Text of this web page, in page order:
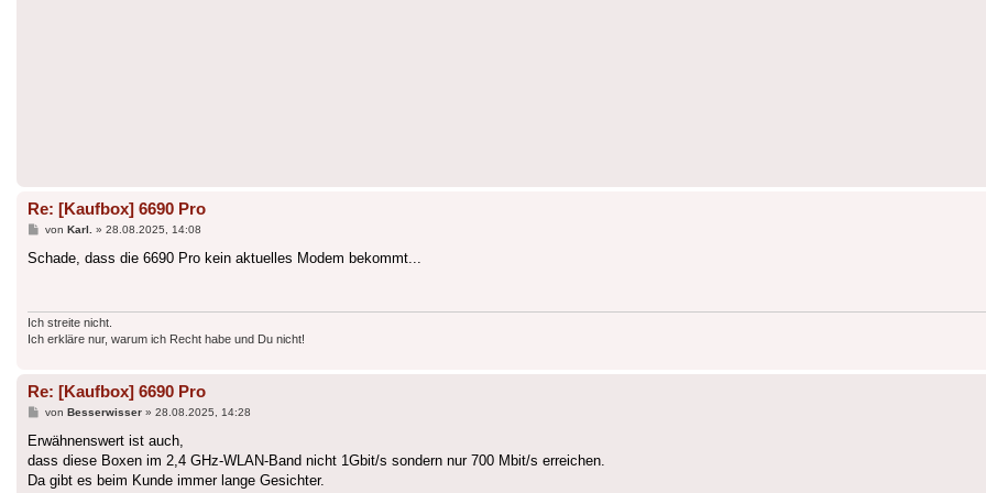
Re: [Kaufbox] 6690 Pro
Beitrag
von Karl. » 28.08.2025, 14:08
Schade, dass die 6690 Pro kein aktuelles Modem bekommt...
Ich streite nicht.
Ich erkläre nur, warum ich Recht habe und Du nicht!
Re: [Kaufbox] 6690 Pro
Beitrag
von Besserwisser» 28.08.2025, 14:28
Erwähnenswert ist auch,
dass diese Boxen im 2,4 GHz-WLAN-Band nicht 1Gbit/s sondern nur 700 Mbit/s erreichen.
Da gibt es beim Kunde immer lange Gesichter.